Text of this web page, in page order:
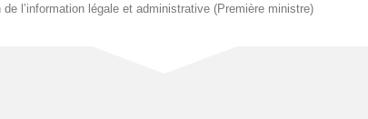
l’information légale et administrative (Première ministre)